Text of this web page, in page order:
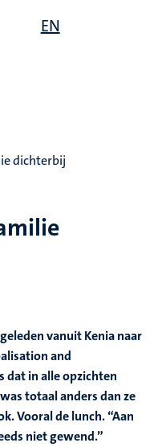
EN
dichterbij
vanuit Kenia naar
and
dat in alle opzichten
totaal anders dan ze
Vooral de lunch. “Aan
niet gewend.”